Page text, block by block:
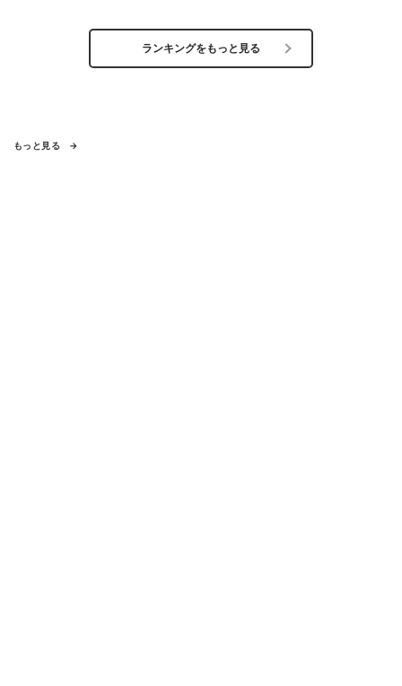
ランキングをもっと見る
もっと見る